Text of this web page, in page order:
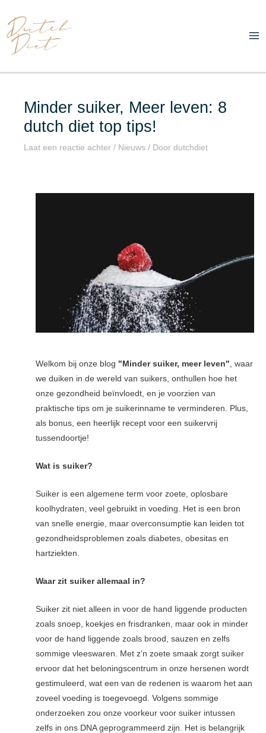
naar
de
inhoud
Minder suiker, Meer leven: 8
dutch diet top tips!
Laat een reactie achter / Nieuws / Doordutchdiet
Welkom bij onze blog "Minder suiker, meer leven", waar
we duiken in de wereld van suikers, onthullen hoe het
onze gezondheid beïnvloedt, en je voorzien van
praktische tips om je suikerinname te verminderen. Plus,
als bonus, een heerlijk recept voor een suikervrij
tussendoortje!
Wat is suiker?
Suiker is een algemene term voor zoete, oplosbare
koolhydraten, veel gebruikt in voeding. Het is een bron
van snelle energie, maar overconsumptie kan leiden tot
gezondheidsproblemen zoals diabetes, obesitas en
hartziekten.
Waar zit suiker allemaal in?
Suiker zit niet alleen in voor de hand liggende producten
zoals snoep, koekjes en frisdranken, maar ook in minder
voor de hand liggende zoals brood, sauzen en zelfs
sommige vleeswaren. Met z’n zoete smaak zorgt suiker
ervoor dat het beloningscentrum in onze hersenen wordt
gestimuleerd, wat een van de redenen is waarom het aan
zoveel voeding is toegevoegd. Volgens sommige
onderzoeken zou onze voorkeur voor suiker intussen
zelfs in ons DNA geprogrammeerd zijn. Het is belangrijk